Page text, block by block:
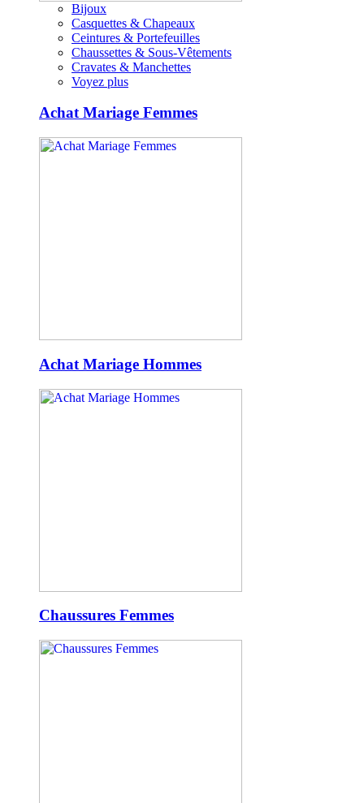
Bijoux
Casquettes & Chapeaux
Ceintures & Portefeuilles
Chaussettes & Sous-Vêtements
Cravates & Manchettes
Voyez plus
Achat Mariage Femmes
Achat Mariage Hommes
Chaussures Femmes